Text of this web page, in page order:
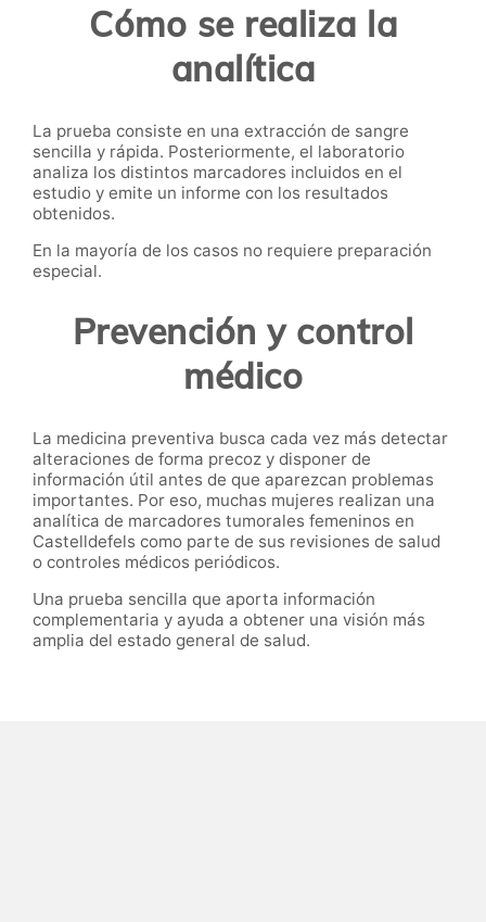
Cómo se realiza la
analítica
La prueba consiste en una extracción de sangre
sencilla y rápida. Posteriormente, el laboratorio
analiza los distintos marcadores incluidos en el
estudio y emite un informe con los resultados
obtenidos.
En la mayoría de los casos no requiere preparación
especial.
Prevención y control
médico
La medicina preventiva busca cada vez más detectar
alteraciones de forma precoz y disponer de
información útil antes de que aparezcan problemas
importantes. Por eso, muchas mujeres realizan una
analítica de marcadores tumorales femeninos en
Castelldefels como parte de sus revisiones de salud
o controles médicos periódicos.
Una prueba sencilla que aporta información
complementaria y ayuda a obtener una visión más
amplia del estado general de salud.